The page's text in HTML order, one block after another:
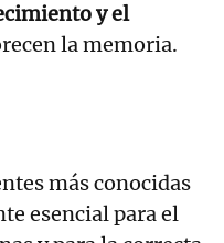
y el
la memoria.
más conocidas
esencial para el